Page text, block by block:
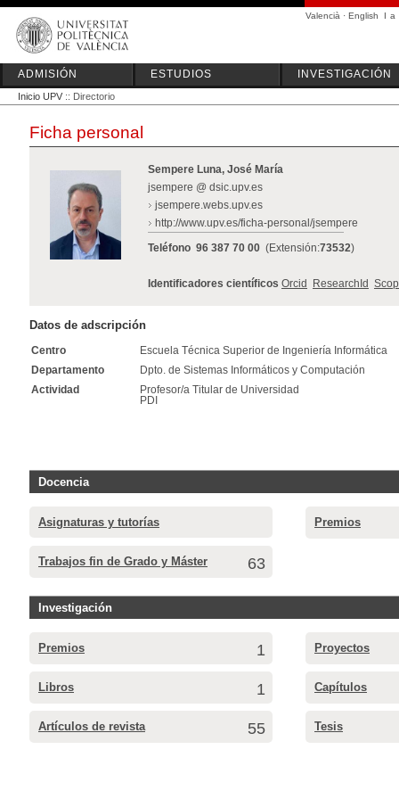
Valencià · English I a
ADMISIÓN ESTUDIOS INVESTIGACIÓN
Inicio UPV :: Directorio
Ficha personal
Sempere Luna, José María
jsempere @ dsic.upv.es
jsempere.webs.upv.es
http://www.upv.es/ficha-personal/jsempere
Teléfono 96 387 70 00 (Extensión:73532)
Identificadores científicos Orcid ResearchId
Datos de adscripción
Centro
Escuela Técnica Superior de Ingeniería Informática
Departamento
Dpto. de Sistemas Informáticos y Computación
Actividad
Profesor/a Titular de Universidad
PDI
Docencia
Asignaturas y tutorías Premios
Trabajos fin de Grado y Máster 63
Investigación
Premios 1 Proyectos
Libros 1 Capítulos
Artículos de revista 55 Tesis